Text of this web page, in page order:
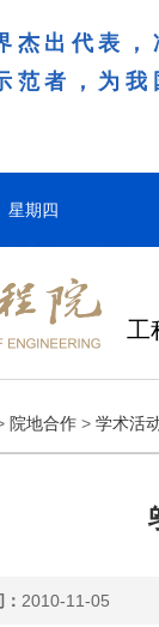
杰出代表
范者，为我
星期四
工
院地合作> 学术活
2010-11-05